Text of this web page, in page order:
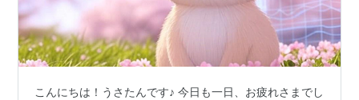
こんにちは！うさたんです♪ 今日も一日、お疲れさまでし